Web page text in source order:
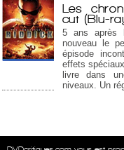
Les
cut (Blu-
5 ans après
nouveau le
épisode
effets
livre dans
niveaux. Un